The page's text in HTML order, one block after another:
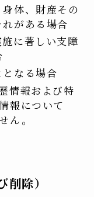
体、財産その
がある場合
に著しい支障
なる場合
情報および特
報について
ん。
除）